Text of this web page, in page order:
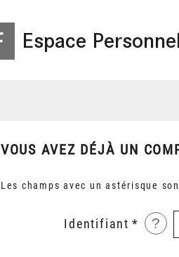
Espace
VOUS AVEZ DÉJÀ UN
Les champs avec un astérisque
Identifiant ?